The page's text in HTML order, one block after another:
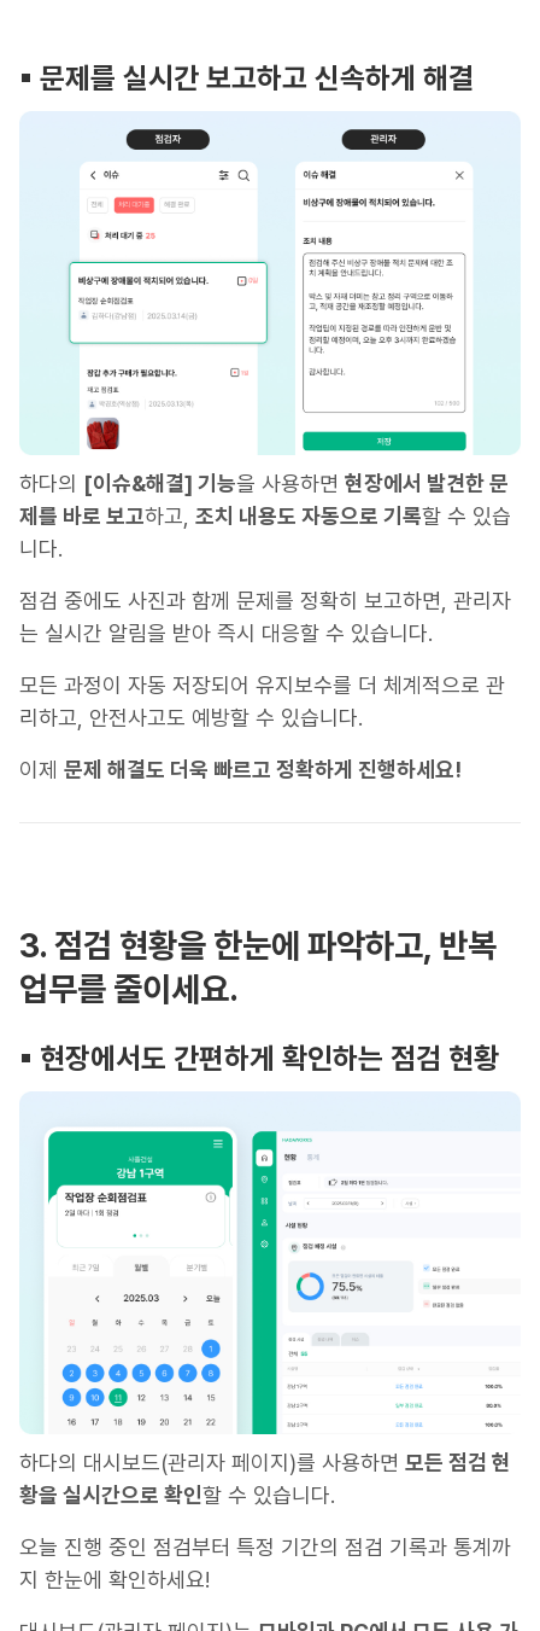
▪︎ 문제를 실시간 보고하고 신속하게 해결
하다의 [이슈&해결] 기능을 사용하면 현장에서 발견한 문
제를 바로 보고하고, 조치 내용도 자동으로 기록할 수 있습
니다.
점검 중에도 사진과 함께 문제를 정확히 보고하면, 관리자
는 실시간 알림을 받아 즉시 대응할 수 있습니다.
모든 과정이 자동 저장되어 유지보수를 더 체계적으로 관
리하고, 안전사고도 예방할 수 있습니다.
이제 문제 해결도 더욱 빠르고 정확하게 진행하세요!
3. 점검 현황을 한눈에 파악하고, 반복
업무를 줄이세요.
▪︎ 현장에서도 간편하게 확인하는 점검 현황
하다의 대시보드(관리자 페이지)를 사용하면 모든 점검 현
황을 실시간으로 확인할 수 있습니다.
오늘 진행 중인 점검부터 특정 기간의 점검 기록과 통계까
지 한눈에 확인하세요!